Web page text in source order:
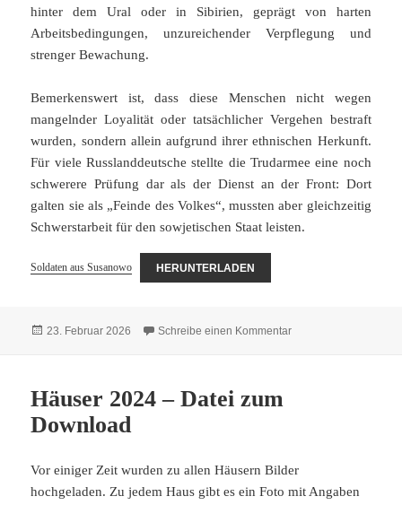
hinter dem Ural oder in Sibirien, geprägt von harten
Arbeitsbedingungen, unzureichender Verpflegung und
strenger Bewachung.
Bemerkenswert ist, dass diese Menschen nicht wegen
mangelnder Loyalität oder tatsächlicher Vergehen bestraft
wurden, sondern allein aufgrund ihrer ethnischen Herkunft.
Für viele Russlanddeutsche stellte die Trudarmee eine noch
schwerere Prüfung dar als der Dienst an der Front: Dort
galten sie als „Feinde des Volkes“, mussten aber gleichzeitig
Schwerstarbeit für den sowjetischen Staat leisten.
Soldaten aus Susanowo HERUNTERLADEN
Veröffentlicht
23. Februar 2026 Schreibe einen Kommentarzu Soldaten aus
Häuser 2024 – Datei zum
Download
Vor einiger Zeit wurden zu allen Häusern Bilder
hochgeladen. Zu jedem Haus gibt es ein Foto mit Angaben